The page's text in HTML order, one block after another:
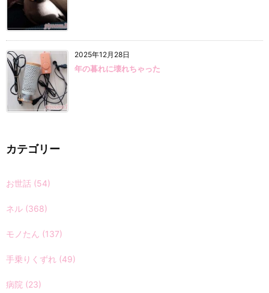
2025年12月28日
年の暮れに壊れちゃった
カテゴリー
お世話 (54)
ネル (368)
モノたん (137)
手乗りくずれ (49)
病院 (23)